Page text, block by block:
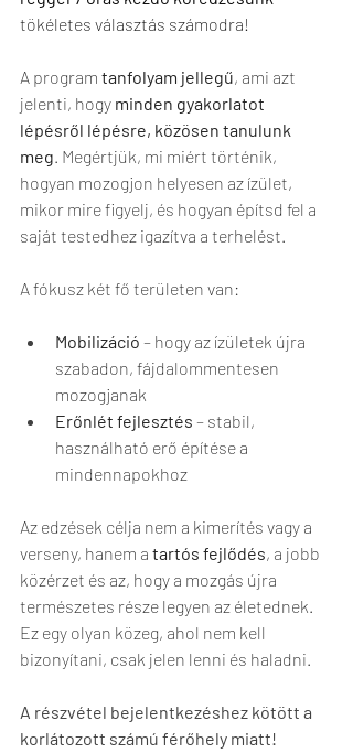
tökéletes választás számodra!
A program tanfolyam jellegű, ami azt
jelenti, hogy minden gyakorlatot
lépésről lépésre, közösen tanulunk
meg . Megértjük, mi miért történik,
hogyan mozogjon helyesen az ízület,
mikor mire figyelj, és hogyan építsd fel a
saját testedhez igazítva a terhelést.
A fókusz két fő területen van:
Mobilizáció – hogy az ízületek újra
szabadon, fájdalommentesen
mozogjanak
Erőnlét fejlesztés – stabil,
használható erő építése a
mindennapokhoz
Az edzések célja nem a kimerítés vagy a
verseny, hanem a tartós fejlődés, a jobb
közérzet és az, hogy a mozgás újra
természetes része legyen az életednek.
Ez egy olyan közeg, ahol nem kell
bizonyítani, csak jelen lenni és haladni.
A részvétel bejelentkezéshez kötött a
korlátozott számú férőhely miatt!